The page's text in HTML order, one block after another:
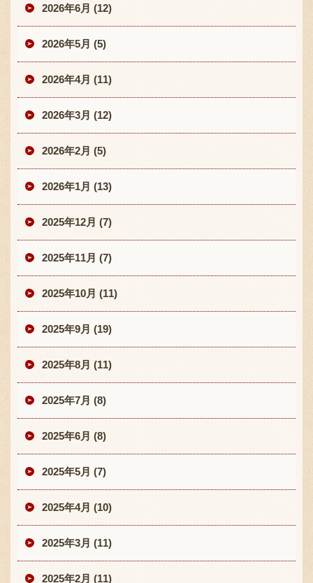
2026年6月 (12)
2026年5月 (5)
2026年4月 (11)
2026年3月 (12)
2026年2月 (5)
2026年1月 (13)
2025年12月 (7)
2025年11月 (7)
2025年10月 (11)
2025年9月 (19)
2025年8月 (11)
2025年7月 (8)
2025年6月 (8)
2025年5月 (7)
2025年4月 (10)
2025年3月 (11)
2025年2月 (11)